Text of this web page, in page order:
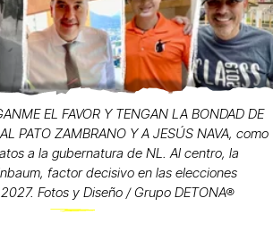
EL FAVOR Y TENGAN LA BONDAD DE
PATO ZAMBRANO Y A JESÚS NAVA, como
a la gubernatura de NL. Al centro, la
factor decisivo en las elecciones
Fotos y Diseño / Grupo DETONA®